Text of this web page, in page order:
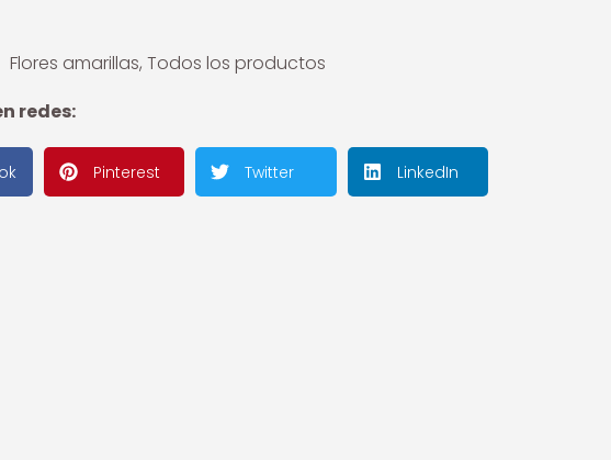
Flores amarillas, Todos los productos
redes:
Pinterest Twitter LinkedIn